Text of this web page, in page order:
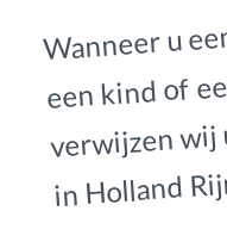
Wanneer u
een kind of
verwijzen wij
in Holland